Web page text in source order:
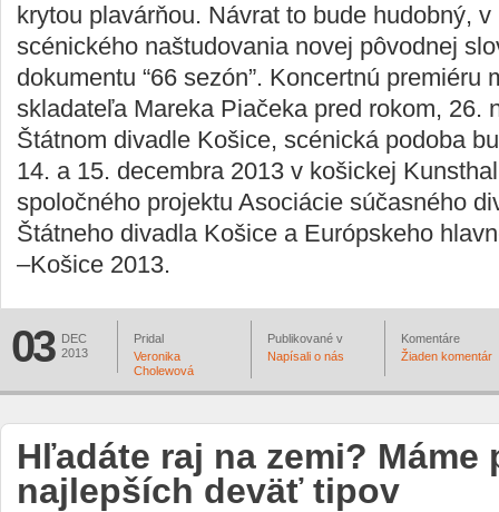
krytou plavárňou. Návrat to bude hudobný,
scénického naštudovania novej pôvodnej
dokumentu “66 sezón”. Koncertnú premiéru
skladateľa Mareka Piačeka pred rokom, 26.
Štátnom divadle Košice, scénická podoba
14. a 15. decembra 2013 v košickej
spoločného projektu Asociácie súčasného
Štátneho divadla Košice a Európskeho
–Košice 2013.
03
DEC
2013
Pridal
Veronika
Cholewová
Publikované v
Napísali o nás
Komentáre
Žiaden komentár
Hľadáte raj na zemi? Máme
najlepších deväť tipov